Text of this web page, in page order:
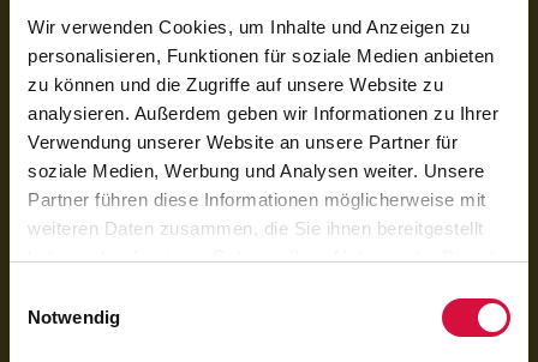
Wir verwenden Cookies, um Inhalte und Anzeigen zu
personalisieren, Funktionen für soziale Medien anbieten
zu können und die Zugriffe auf unsere Website zu
analysieren. Außerdem geben wir Informationen zu Ihrer
Verwendung unserer Website an unsere Partner für
soziale Medien, Werbung und Analysen weiter. Unsere
Partner führen diese Informationen möglicherweise mit
weiteren Daten zusammen, die Sie ihnen bereitgestellt
haben oder die sie im Rahmen Ihrer Nutzung der Dienste
Cookies, wenn Sie unsere Webseite weiterhin nutzen.
Notwendig
Per QR-Code spenden